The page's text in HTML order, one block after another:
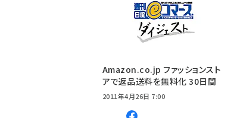
Amazon.co.jp ファッションスト
アで返品送料を無料化 30日間
2011年4月26日 7:00